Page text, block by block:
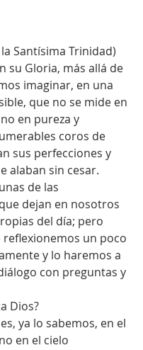
Santísima Trinidad)
su Gloria, más allá de
imaginar, en una
que no se mide en
en pureza y
coros de
sus perfecciones y
alaban sin cesar.
de las
dejan en nosotros
del día; pero
reflexionemos un poco
y lo haremos a
con preguntas y
Dios?
ya lo sabemos, en el
en el cielo